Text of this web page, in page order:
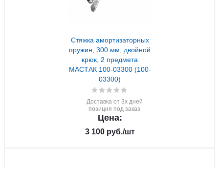
Стяжка амортизаторных
пружин, 300 мм, двойной
крюк, 2 предмета
МАСТАК 100-03300 (100-
03300)
Доставка от 3х дней
позиция под заказ
Цена:
3 100руб./шт